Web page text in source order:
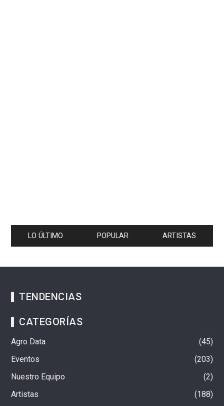
LO ÚLTIMO POPULAR ARTISTAS
TENDENCIAS
CATEGORÍAS
Agro Data
45
Eventos
203
Nuestro Equipo
2
Artistas
188